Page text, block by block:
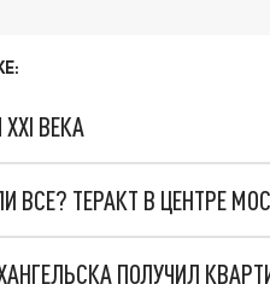
ВЕКА
ВСЕ? ТЕРАКТ В ЦЕНТРЕ